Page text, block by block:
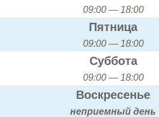
09:00 — 18:00
Пятница
09:00 — 18:00
Суббота
09:00 — 18:00
Воскресенье
неприемный день